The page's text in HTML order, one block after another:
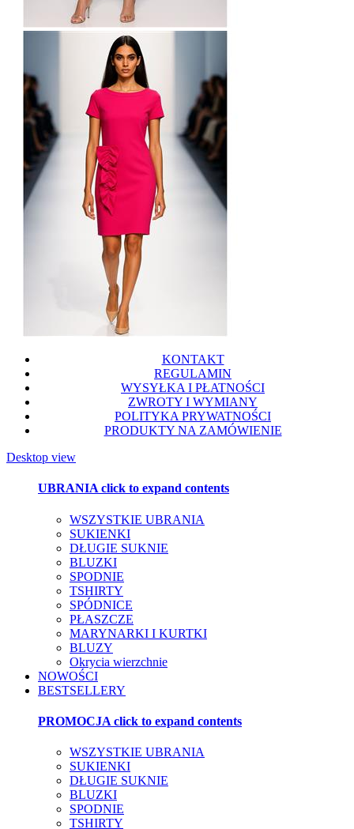
KONTAKT
REGULAMIN
WYSYŁKA I PŁATNOŚCI
ZWROTY I WYMIANY
POLITYKA PRYWATNOŚCI
PRODUKTY NA ZAMÓWIENIE
Desktop view
UBRANIAclick to expand contents
WSZYSTKIE UBRANIA
SUKIENKI
DŁUGIE SUKNIE
BLUZKI
SPODNIE
TSHIRTY
SPÓDNICE
PŁASZCZE
MARYNARKI I KURTKI
BLUZY
Okrycia wierzchnie
NOWOŚCI
BESTSELLERY
PROMOCJA click to expand contents
WSZYSTKIE UBRANIA
SUKIENKI
DŁUGIE SUKNIE
BLUZKI
SPODNIE
TSHIRTY